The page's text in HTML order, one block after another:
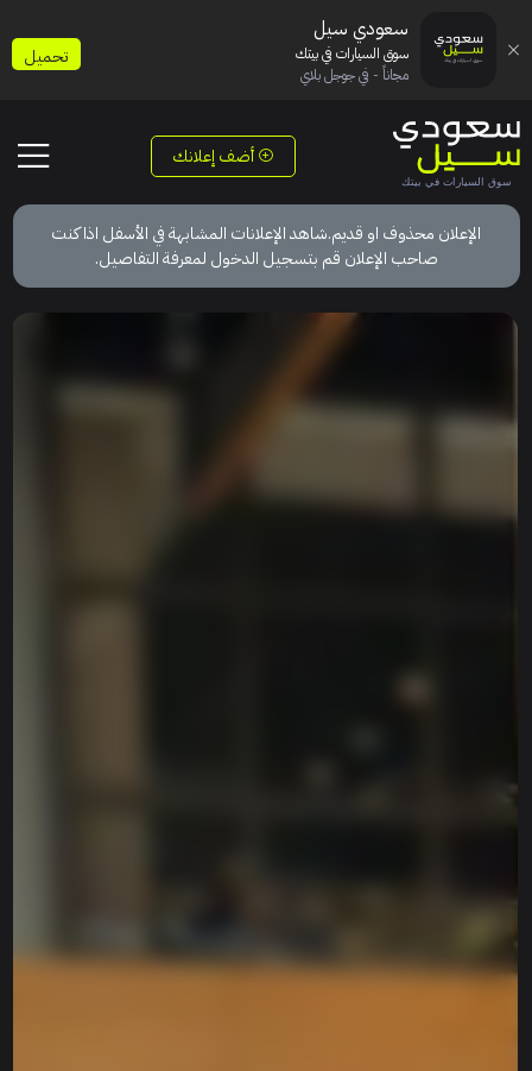
أضف إعلانك
الإعلان محذوف او قديم.شاهد الإعلانات المشابهة في الأسفل اذا كنت
صاحب الإعلان قم بتسجيل الدخول لمعرفة التفاصيل.
سعودي سيل
سوق السيارات في بيتك
مجاناً - في جوجل بلاي
تحميل